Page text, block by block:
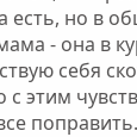
есть, но в
- она в
себя
с этим
поправить.